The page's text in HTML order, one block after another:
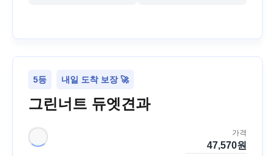
5등 내일 도착 보장 🚀
그린너트 듀엣견과
가격
47,570원